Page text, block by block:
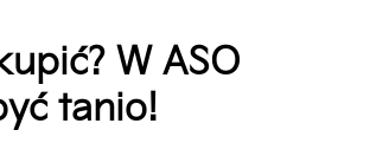
W ASO
tanio!